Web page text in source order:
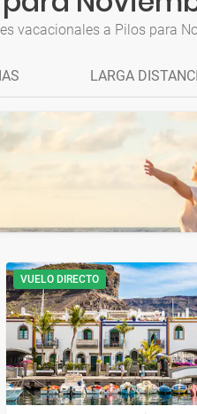
vacacionales a Pilos para
LARGA
VUELO DIRECTO